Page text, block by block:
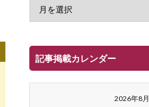
記事掲載カレンダー
2026年8月